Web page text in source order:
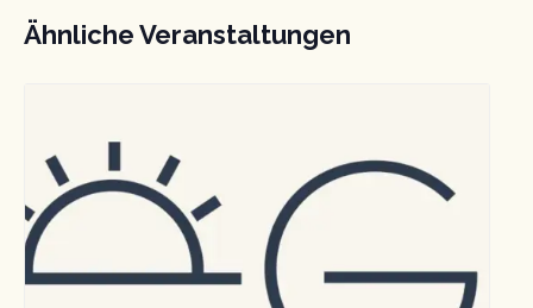
Ähnliche Veranstaltungen